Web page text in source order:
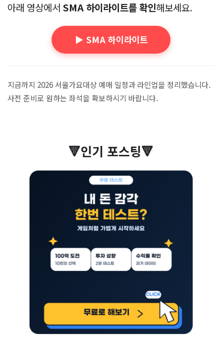
아래 영상에서 SMA 하이라이트를 확인해보세요.
▶️ SMA 하이라이트
지금까지 2026 서울가요대상 예매 일정과 라인업을 정리했습니다.
사전 준비로 원하는 좌석을 확보하시기 바랍니다.
🔻인기 포스팅🔻